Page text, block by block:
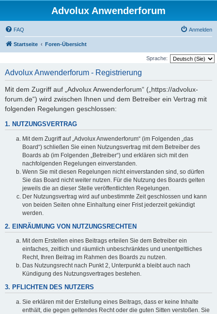
Advolux Anwenderforum
FAQ Anmelden
Startseite Foren-Übersicht
Sprache:
Advolux Anwenderforum - Registrierung
Mit dem Zugriff auf „Advolux Anwenderforum“ („https://advolux-
forum.de“) wird zwischen Ihnen und dem Betreiber ein Vertrag mit
folgenden Regelungen geschlossen:
1. NUTZUNGSVERTRAG
Mit dem Zugriff auf „Advolux Anwenderforum“ (im Folgenden „das
Board“) schließen Sie einen Nutzungsvertrag mit dem Betreiber des
Boards ab (im Folgenden „Betreiber“) und erklären sich mit den
nachfolgenden Regelungen einverstanden.
Wenn Sie mit diesen Regelungen nicht einverstanden sind, so dürfen
Sie das Board nicht weiter nutzen. Für die Nutzung des Boards gelten
jeweils die an dieser Stelle veröffentlichten Regelungen.
Der Nutzungsvertrag wird auf unbestimmte Zeit geschlossen und kann
von beiden Seiten ohne Einhaltung einer Frist jederzeit gekündigt
werden.
2. EINRÄUMUNG VON NUTZUNGSRECHTEN
Mit dem Erstellen eines Beitrags erteilen Sie dem Betreiber ein
einfaches, zeitlich und räumlich unbeschränktes und unentgeltliches
Recht, Ihren Beitrag im Rahmen des Boards zu nutzen.
Das Nutzungsrecht nach Punkt 2, Unterpunkt a bleibt auch nach
Kündigung des Nutzungsvertrages bestehen.
3. PFLICHTEN DES NUTZERS
Sie erklären mit der Erstellung eines Beitrags, dass er keine Inhalte
enthält, die gegen geltendes Recht oder die guten Sitten verstoßen. Sie